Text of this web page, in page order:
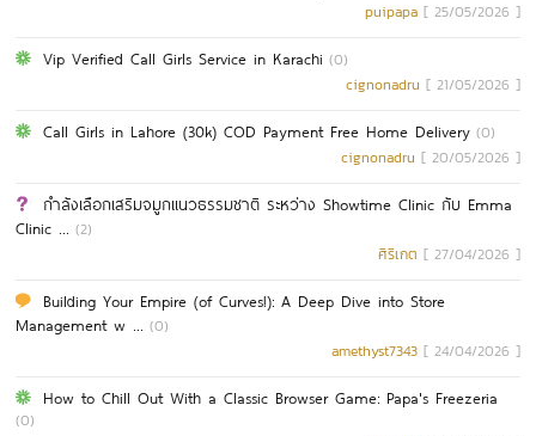
puipapa [ 25/05/2026 ]
Vip Verified Call Girls Service in Karachi (0)
cignonadru [ 21/05/2026 ]
Call Girls in Lahore (30k) COD Payment Free Home Delivery (0)
cignonadru [ 20/05/2026 ]
กำลังเลือกเสริมจมูกแนวธรรมชาติ ระหว่าง Showtime Clinic กับ Emma
Clinic ... (2)
ศิริเกต [ 27/04/2026 ]
Building Your Empire (of Curves!): A Deep Dive into Store
Management w ... (0)
amethyst7343 [ 24/04/2026 ]
How to Chill Out With a Classic Browser Game: Papa's Freezeria
(0)